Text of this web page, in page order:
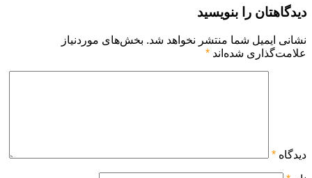
دیدگاهتان را بنویسید
نشانی ایمیل شما منتشر نخواهد شد. بخش‌های موردنیاز
علامت‌گذاری شده‌اند *
دیدگاه *